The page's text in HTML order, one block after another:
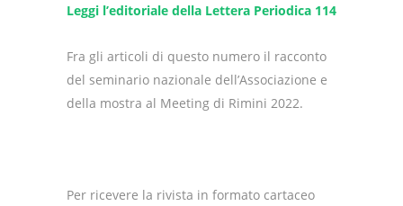
Leggi l’editoriale della Lettera Periodica 114
Fra gli articoli di questo numero il racconto
del seminario nazionale dell’Associazione e
della mostra al Meeting di Rimini 2022.
Per ricevere la rivista in formato cartaceo